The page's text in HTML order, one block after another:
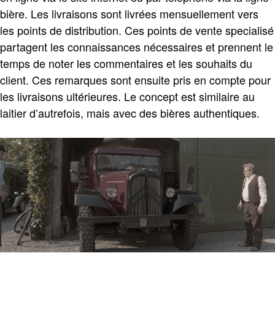
bière. Les livraisons sont livrées mensuellement vers
les points de distribution. Ces points de vente specialisé
partagent les connaissances nécessaires et prennent le
temps de noter les commentaires et les souhaits du
client. Ces remarques sont ensuite pris en compte pour
les livraisons ultérieures. Le concept est similaire au
laitier d’autrefois, mais avec des bières authentiques.